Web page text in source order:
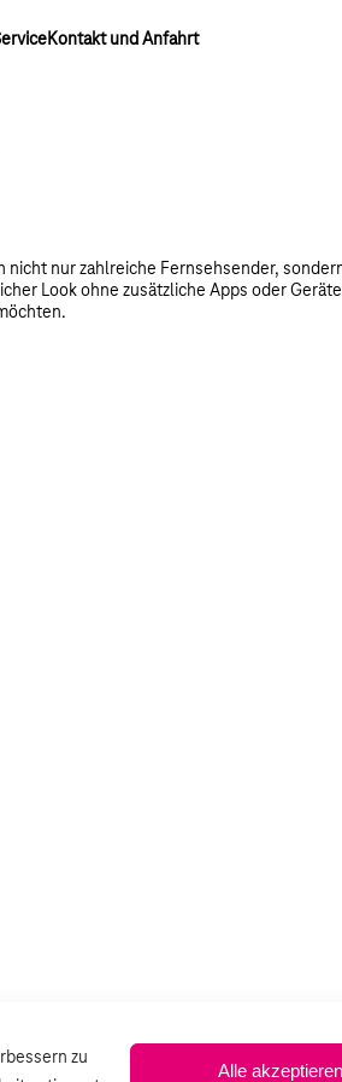
zu
Alle akzeptieren
Kontakt und Anfahrt
nur zahlreiche Fernsehsender,
Look ohne zusätzliche Apps oder